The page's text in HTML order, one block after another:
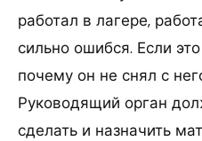
работал в лагере,
сильно ошибся. Если
почему он не снял с
Руководящий орган
сделать и назначить